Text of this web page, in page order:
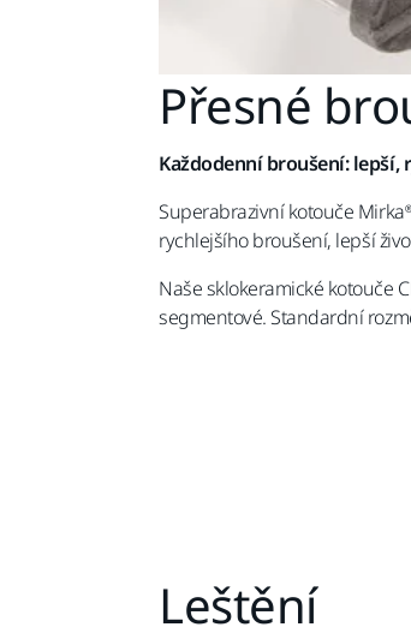
Přesné
Každodenní broušení: lepší,
Superabrazivní kotouče
rychlejšího broušení, lepší
Naše sklokeramické kotouče
segmentové. Standardní
Leštění